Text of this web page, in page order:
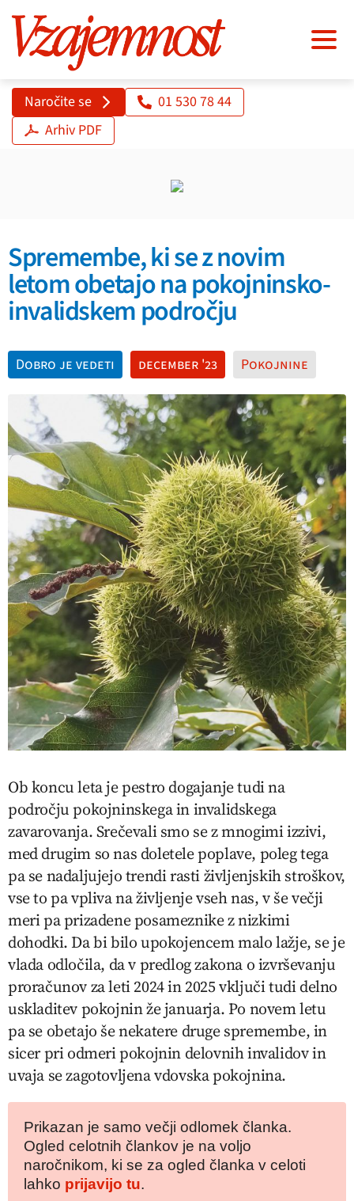
Naročite se
01 530 78 44
Arhiv PDF
Spremembe, ki se z novim
letom obetajo na pokojninsko-
invalidskem področju
Dobro je vedeti december '23 Pokojnine
Ob koncu leta je pestro dogajanje tudi na
področju pokojninskega in invalidskega
zavarovanja. Srečevali smo se z mnogimi izzivi,
med drugim so nas doletele poplave, poleg tega
pa se nadaljujejo trendi rasti življenjskih stroškov,
vse to pa vpliva na življenje vseh nas, v še večji
meri pa prizadene posameznike z nizkimi
dohodki. Da bi bilo upokojencem malo lažje, se je
vlada odločila, da v predlog zakona o izvrševanju
proračunov za leti 2024 in 2025 vključi tudi delno
uskladitev pokojnin že januarja. Po novem letu
pa se obetajo še nekatere druge spremembe, in
sicer pri odmeri pokojnin delovnih invalidov in
uvaja se zagotovljena vdovska pokojnina.
Prikazan je samo večji odlomek članka.
Ogled celotnih člankov je na voljo
naročnikom, ki se za ogled članka v celoti
lahko prijavijo tu.